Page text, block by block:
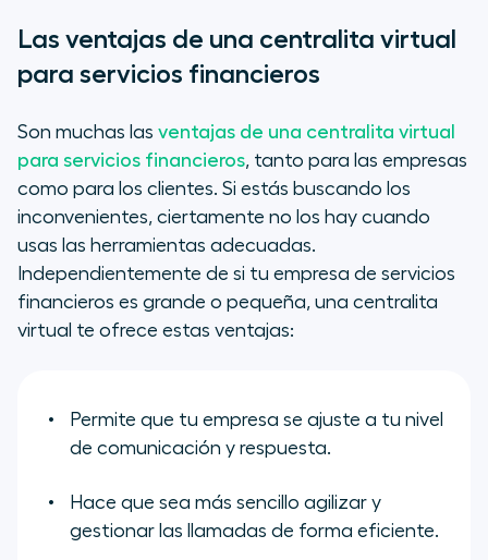
Las ventajas de una centralita virtual
para servicios financieros
Son muchas las ventajas de una centralita virtual
para servicios financieros, tanto para las empresas
como para los clientes. Si estás buscando los
inconvenientes, ciertamente no los hay cuando
usas las herramientas adecuadas.
Independientemente de si tu empresa de servicios
financieros es grande o pequeña, una centralita
virtual te ofrece estas ventajas:
Permite que tu empresa se ajuste a tu nivel
de comunicación y respuesta.
Hace que sea más sencillo agilizar y
gestionar las llamadas de forma eficiente.